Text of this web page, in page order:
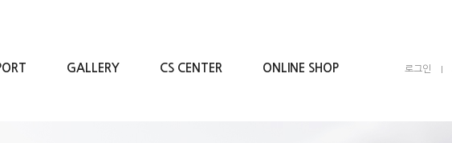
GALLERY CS CENTER ONLINE SHOP 로그인